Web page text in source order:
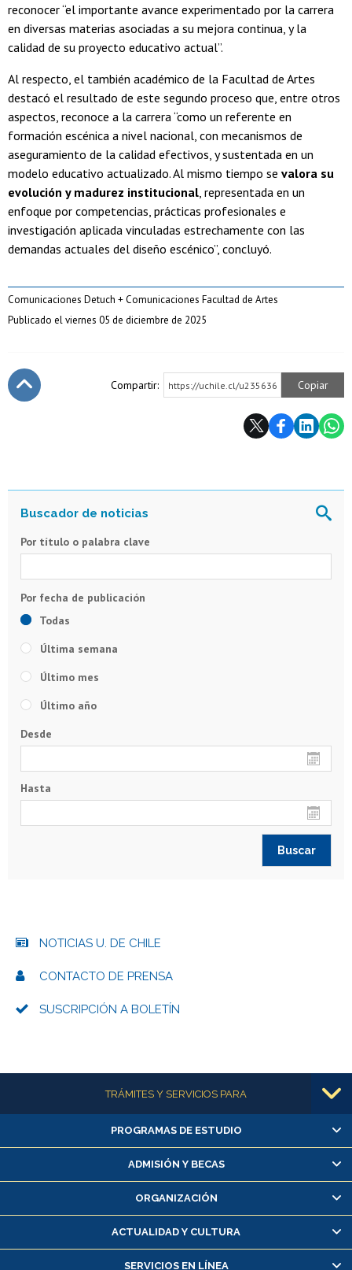
reconocer “el importante avance experimentado por la carrera
en diversas materias asociadas a su mejora continua, y la
calidad de su proyecto educativo actual”.
Al respecto, el también académico de la Facultad de Artes
destacó el resultado de este segundo proceso que, entre otros
aspectos, reconoce a la carrera “como un referente en
formación escénica a nivel nacional, con mecanismos de
aseguramiento de la calidad efectivos, y sustentada en un
modelo educativo actualizado. Al mismo tiempo se valora su
evolución y madurez institucional , representada en un
enfoque por competencias, prácticas profesionales e
investigación aplicada vinculadas estrechamente con las
demandas actuales del diseño escénico”, concluyó.
Comunicaciones Detuch + Comunicaciones Facultad de Artes
Publicado el viernes 05 de diciembre de 2025
Compartir: https://uchile.cl/u235636 Copiar
Por título o palabra clave
Todas
Última semana
Último mes
Último año
Desde
Hasta
NOTICIAS U. DE CHILE
CONTACTO DE PRENSA
SUSCRIPCIÓN A BOLETÍN
Más informaciónTRÁMITES Y SERVICIOS PARA
Alumnas/os y exalumnas/os
Matrícula en línea
Inscripción y cambio de asignaturas
Consulta y certificado de notas
Servicio médico y dental
PROGRAMAS DE ESTUDIO
ADMISIÓN Y BECAS
ORGANIZACIÓN
ACTUALIDAD Y CULTURA
SERVICIOS EN LÍNEA